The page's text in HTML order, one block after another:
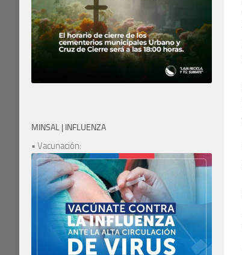
MINSAL | INFLUENZA
• Vacunación: